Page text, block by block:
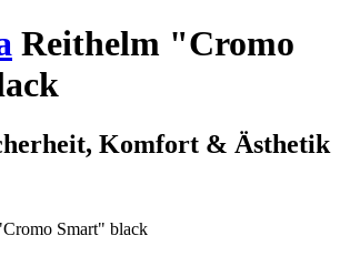
Reithelm "Cromo
Komfort & Ästhetik
Smart" black